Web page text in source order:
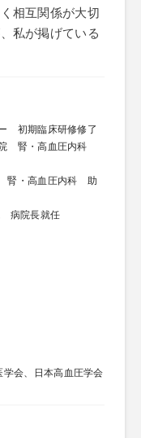
相互関係が大切
私が掲げている
初期臨床研修修了
腎・高血圧内科
腎・高血圧内科 助
病院長就任
学会、日本高血圧学会